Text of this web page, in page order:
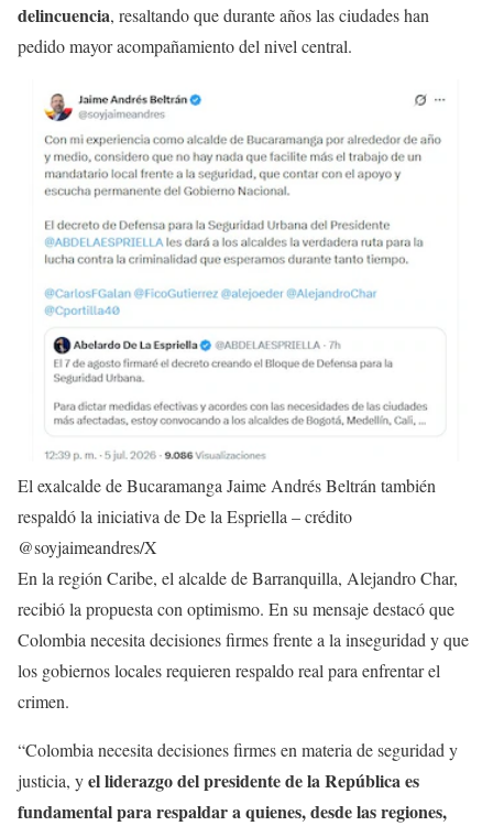
delincuencia, resaltando que durante años las ciudades han
pedido mayor acompañamiento del nivel central.
El exalcalde de Bucaramanga Jaime Andrés Beltrán también
respaldó la iniciativa de De la Espriella – crédito
@soyjaimeandres/X
En la región Caribe, el alcalde de Barranquilla, Alejandro Char,
recibió la propuesta con optimismo. En su mensaje destacó que
Colombia necesita decisiones firmes frente a la inseguridad y que
los gobiernos locales requieren respaldo real para enfrentar el
crimen.
“Colombia necesita decisiones firmes en materia de seguridad y
justicia, yel liderazgo del presidente de la República es
fundamental para respaldar a quienes, desde las regiones,